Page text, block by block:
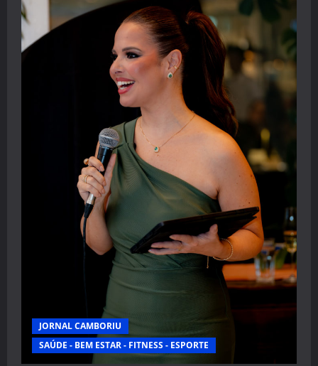
JORNAL CAMBORIU
SAÚDE - BEM ESTAR - FITNESS - ESPORTE